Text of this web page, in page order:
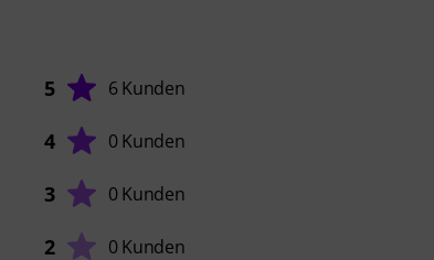
5 6 Kunden
4 0 Kunden
3 0 Kunden
2 0 Kunden